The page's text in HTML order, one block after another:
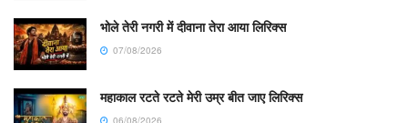
भोले तेरी नगरी में दीवाना तेरा आया लिरिक्स
07/08/2026
महाकाल रटते रटते मेरी उम्र बीत जाए लिरिक्स